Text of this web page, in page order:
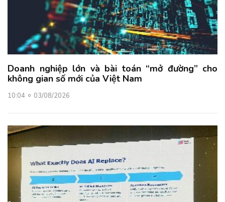
Doanh nghiệp lớn và bài toán “mở đường” cho
không gian số mới của Việt Nam
10:04 03/08/2026